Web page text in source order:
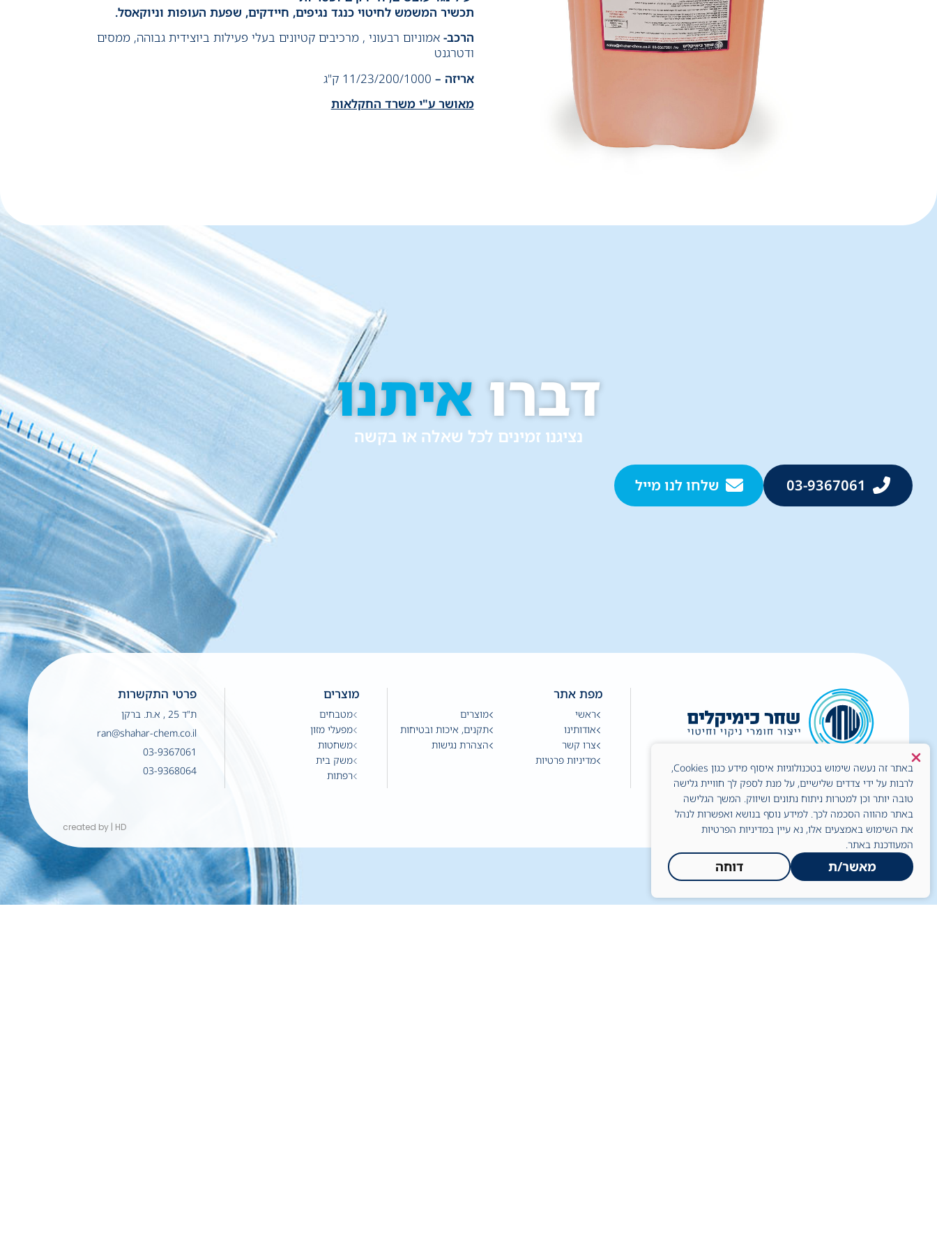
תכשיר המשמש לחיטוי כנגד נגיפים, חיידקים, שפעת העופות וניוקאסל.
הרכב- אמוניום רבעוני , מרכיבים קטיונים בעלי פעילות ביוצידית גבוהה, ממסים
ודטרגנט
אריזה –
מאושר ע"י משרד החקלאות
דברו איתנו
נציגנו זמינים לכל שאלה או בקשה
03-9367061 שלחו לנו מייל
באתר זה נעשה שימוש בטכנולוגיות איסוף מידע כגון Cookies,
לרבות על ידי צדדים שלישיים, על מנת לספק לך חוויית גלישה
טובה יותר וכן למטרות ניתוח נתונים ושיווק. המשך הגלישה
באתר מהווה הסכמה לכך. למידע נוסף בנושא ואפשרות לנהל
את השימוש באמצעים אלו, נא עיין במדיניות הפרטיות
המעודכנת באתר.
מאשר/ת דוחה
מפת אתר
ראשי
מוצרים
אודותינו
תקנים, איכות ובטיחות
צרו קשר
הצהרת נגישות
מדיניות פרטיות
מוצרים
מטבחים
מפעלי מזון
משחטות
משק בית
רפתות
פרטי התקשרות
ת"ד 25 , א.ת. ברקן
ran@shahar-chem.co.il
03-9367061
03-9368064
כל הזכויות שמורות © לשחר כימיקלים בע"מ created by | HD